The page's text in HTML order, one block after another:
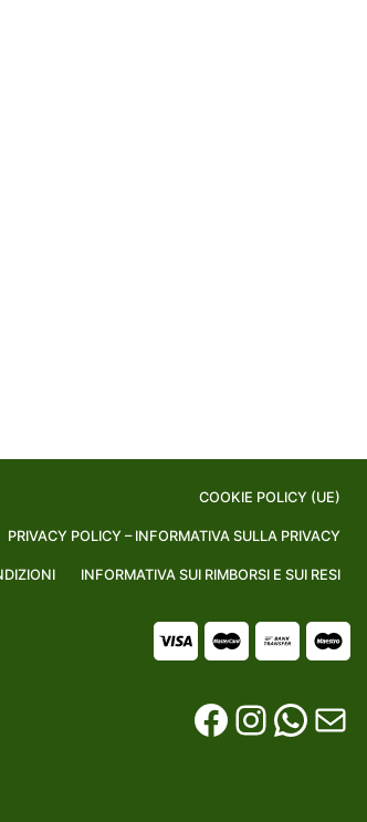
COOKIE POLICY (UE)
PRIVACY POLICY – INFORMATIVA SULLA PRIVACY
INFORMATIVA SUI RIMBORSI E SUI RESI